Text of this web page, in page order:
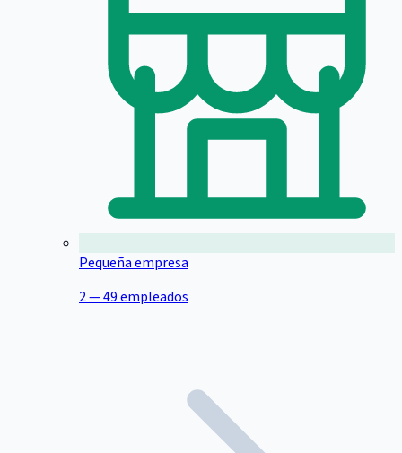
Pequeña empresa
2 — 49 empleados